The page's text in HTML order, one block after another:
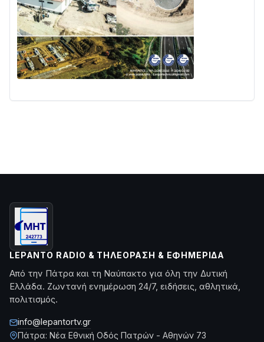
LEPANTO RADIO & ΤΗΛΕΌΡΑΣΗ & ΕΦΗΜΕΡΊΔΑ
Από την Πάτρα και τη Ναύπακτο για όλη την Δυτική
Ελλάδα. Ζωντανή ενημέρωση 24/7, ειδήσεις, αθλητικά,
πολιτισμός.
info@lepantortv.gr
Πάτρα: Νέα Εθνική Οδός Πατρών - Αθηνών 73